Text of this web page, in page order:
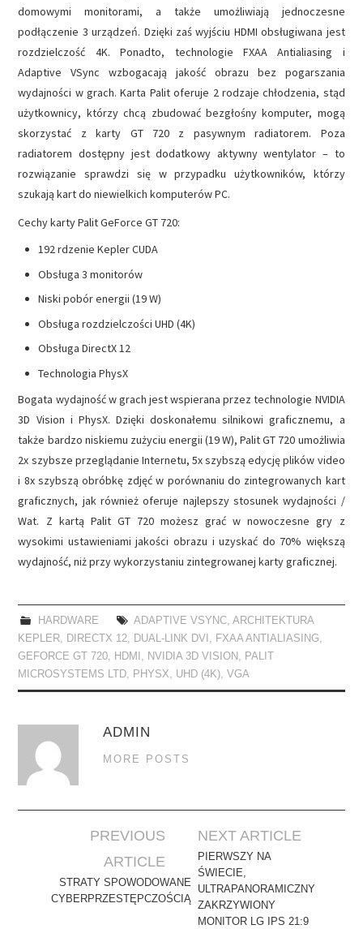
domowymi monitorami, a także umożliwiają jednoczesne
podłączenie 3 urządzeń. Dzięki zaś wyjściu HDMI obsługiwana jest
rozdzielczość 4K. Ponadto, technologie FXAA Antialiasing i
Adaptive VSync wzbogacają jakość obrazu bez pogarszania
wydajności w grach. Karta Palit oferuje 2 rodzaje chłodzenia, stąd
użytkownicy, którzy chcą zbudować bezgłośny komputer, mogą
skorzystać z karty GT 720 z pasywnym radiatorem. Poza
radiatorem dostępny jest dodatkowy aktywny wentylator – to
rozwiązanie sprawdzi się w przypadku użytkowników, którzy
szukają kart do niewielkich komputerów PC.
Cechy karty Palit GeForce GT 720:
192 rdzenie Kepler CUDA
Obsługa 3 monitorów
Niski pobór energii (19 W)
Obsługa rozdzielczości UHD (4K)
Obsługa DirectX 12
Technologia PhysX
Bogata wydajność w grach jest wspierana przez technologie NVIDIA
3D Vision i PhysX. Dzięki doskonałemu silnikowi graficznemu, a
także bardzo niskiemu zużyciu energii (19 W), Palit GT 720 umożliwia
2x szybsze przeglądanie Internetu, 5x szybszą edycję plików video
i 8x szybszą obróbkę zdjęć w porównaniu do zintegrowanych kart
graficznych, jak również oferuje najlepszy stosunek wydajności /
Wat. Z kartą Palit GT 720 możesz grać w nowoczesne gry z
wysokimi ustawieniami jakości obrazu i uzyskać do 70% większą
wydajność, niż przy wykorzystaniu zintegrowanej karty graficznej.
HARDWARE ADAPTIVE VSYNC, ARCHITEKTURA
KEPLER, DIRECTX 12, DUAL-LINK DVI , FXAA ANTIALIASING,
GEFORCE GT 720, HDMI , NVIDIA 3D VISION , PALIT
MICROSYSTEMS LTD, PHYSX, UHD (4K),VGA
ADMIN
MORE POSTS
navigation
PREVIOUS
ARTICLE
STRATY SPOWODOWANE
CYBERPRZESTĘPCZOŚCIĄ
NEXT ARTICLE
PIERWSZY NA
ŚWIECIE,
ULTRAPANORAMICZNY
ZAKRZYWIONY
MONITOR LG IPS 21:9